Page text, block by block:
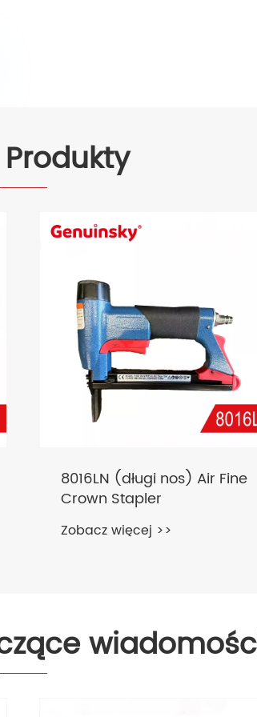
8016LN (długi nos) Air Fine
Crown Stapler
Zobacz więcej >>